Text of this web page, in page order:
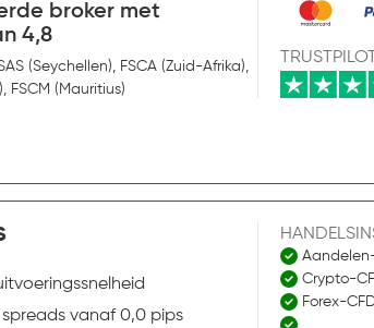
broker met
4,8
(Seychellen), FSCA (Zuid-Afrika),
FSCM (Mauritius)
vanaf 0,0 pips
Crypto-
Forex-